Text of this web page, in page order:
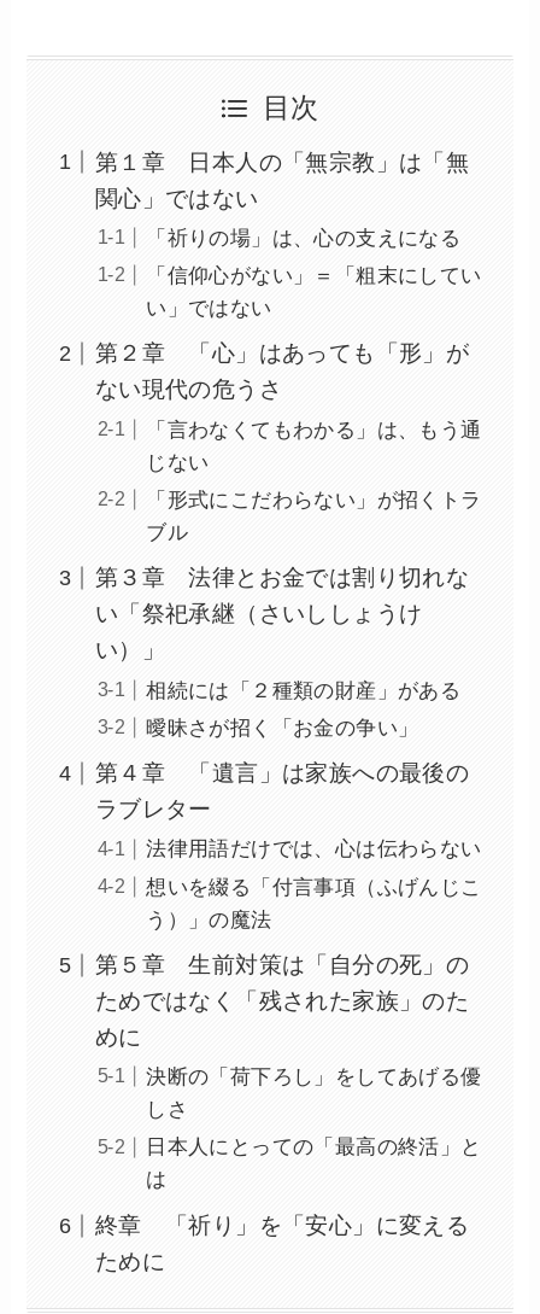
目次
第１章 日本人の「無宗教」は「無
関心」ではない
「祈りの場」は、心の支えになる
「信仰心がない」＝「粗末にしてい
い」ではない
第２章 「心」はあっても「形」が
ない現代の危うさ
「言わなくてもわかる」は、もう通
じない
「形式にこだわらない」が招くトラ
ブル
第３章 法律とお金では割り切れな
い「祭祀承継（さいししょうけ
い）」
相続には「２種類の財産」がある
曖昧さが招く「お金の争い」
第４章 「遺言」は家族への最後の
ラブレター
法律用語だけでは、心は伝わらない
想いを綴る「付言事項（ふげんじこ
う）」の魔法
第５章 生前対策は「自分の死」の
ためではなく「残された家族」のた
めに
決断の「荷下ろし」をしてあげる優
しさ
日本人にとっての「最高の終活」と
は
終章 「祈り」を「安心」に変える
ために